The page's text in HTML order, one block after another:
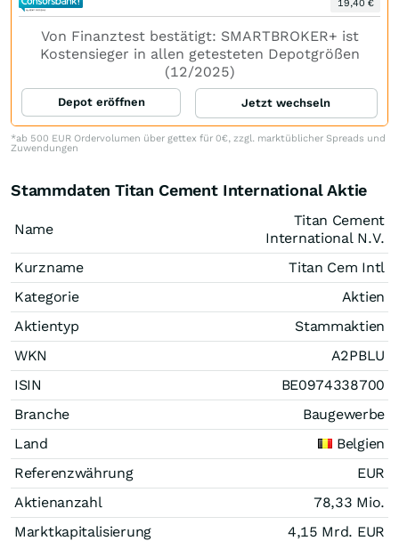
19,40 €
Von Finanztest bestätigt: SMARTBROKER+ ist
Kostensieger in allen getesteten Depotgrößen
(12/2025)
Depot eröffnen Jetzt wechseln
*ab 500 EUR Ordervolumen über gettex für 0€, zzgl. marktüblicher Spreads und
Zuwendungen
Stammdaten Titan Cement International Aktie
Name
Titan Cement
International N.V.
Kurzname
Titan Cem Intl
Kategorie
Aktien
Aktientyp
Stammaktien
WKN
A2PBLU
ISIN
BE0974338700
Branche
Baugewerbe
Land
Belgien
Referenzwährung
EUR
Aktienanzahl
78,33 Mio.
Marktkapitalisierung
4,15 Mrd. EUR